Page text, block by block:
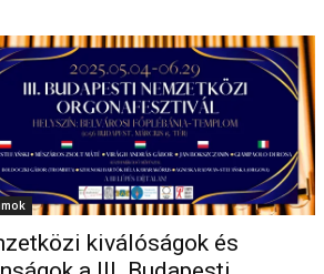
kiválóságok és